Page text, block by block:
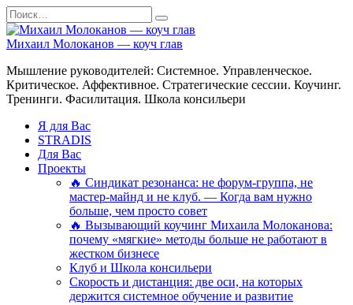
Перейти
к
содержанию
Search
for:
Михаил Молоканов — коуч глав
Мышление руководителей: Системное. Управленческое.
Критическое. Аффективное. Стратегические сессии. Коучинг.
Тренинги. Фасилитация. Школа консильери
Я для Вас
STRADIS
Для Вас
Проекты
🔥 Синдикат резонанса: не форум-группа, не
мастер-майнд и не клуб. — Когда вам нужно
больше, чем просто совет
🔥 Вызывающий коучинг Михаила Молоканова:
почему «мягкие» методы больше не работают в
жестком бизнесе
Клуб и Школа консильери
Скорость и дистанция: две оси, на которых
держится системное обучение и развитие